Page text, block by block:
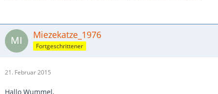
Miezekatze_1976
Fortgeschrittener
21. Februar 2015
Hallo Wummel,